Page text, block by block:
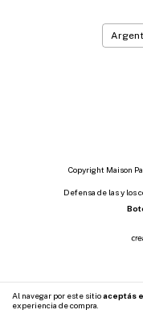
Al navegar por este sitioaceptás
experiencia de compra.
Copyright Maison
Defensa de las y los